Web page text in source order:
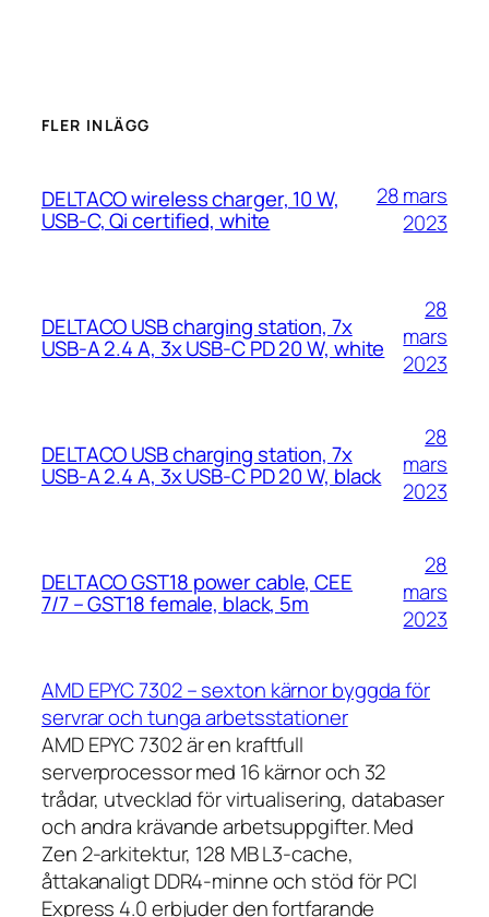
FLER INLÄGG
DELTACO wireless charger, 10 W,
USB-C, Qi certified, white
28 mars
2023
DELTACO USB charging station, 7x
USB-A 2.4 A, 3x USB-C PD 20 W, white
28
mars
2023
DELTACO USB charging station, 7x
USB-A 2.4 A, 3x USB-C PD 20 W, black
28
mars
2023
DELTACO GST18 power cable, CEE
7/7 – GST18 female, black, 5m
28
mars
2023
AMD EPYC 7302 – sexton kärnor byggda för
servrar och tunga arbetsstationer
AMD EPYC 7302 är en kraftfull
serverprocessor med 16 kärnor och 32
trådar, utvecklad för virtualisering, databaser
och andra krävande arbetsuppgifter. Med
Zen 2-arkitektur, 128 MB L3-cache,
åttakanaligt DDR4-minne och stöd för PCI
Express 4.0 erbjuder den fortfarande